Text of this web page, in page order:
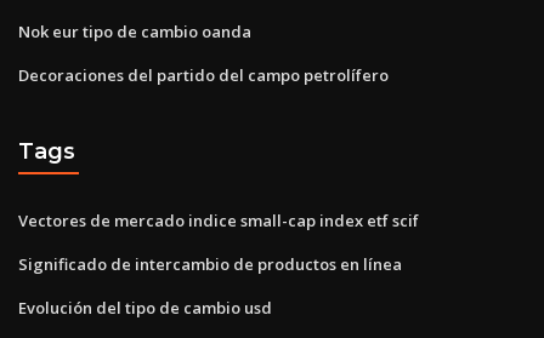
Nok eur tipo de cambio oanda
Decoraciones del partido del campo petrolífero
Tags
Vectores de mercado indice small-cap index etf scif
Significado de intercambio de productos en línea
Evolución del tipo de cambio usd